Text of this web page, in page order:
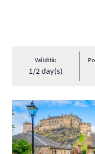
Validità:
1/2 day(s)
Visita:History Lovers